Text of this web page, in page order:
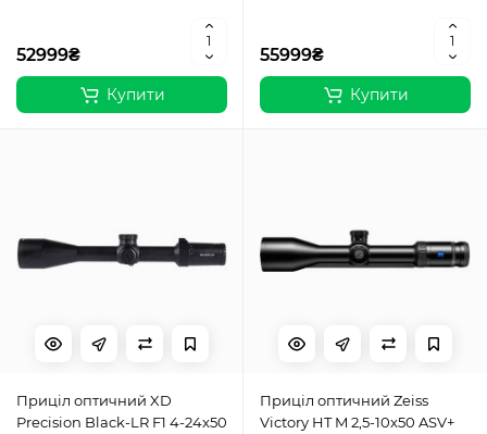
52999₴
Купити
55999₴
Купити
Приціл оптичний XD
Precision Black-LR F1 4-24x50
Приціл оптичний Zeiss
Victory HT M 2,5-10x50 ASV+